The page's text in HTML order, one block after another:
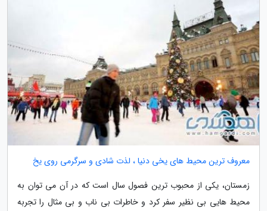
معروف ترین محیط های یخی دنیا ، لذت شادی و سرگرمی روی یخ
زمستان، یکی از محبوب ترین فصول سال است که در آن می توان به
محیط هایی بی نظیر سفر کرد و خاطرات بی ناب و بی مثال را تجربه